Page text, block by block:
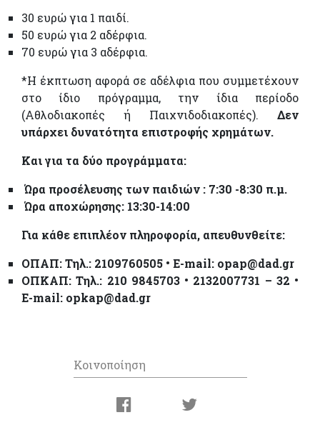
30 ευρώ για 1 παιδί.
50 ευρώ για 2 αδέρφια.
70 ευρώ για 3 αδέρφια.
*Η έκπτωση αφορά σε αδέλφια που συμμετέχουν
στο ίδιο πρόγραμμα, την ίδια περίοδο
(Αθλοδιακοπές ή Παιχνιδοδιακοπές). Δεν
υπάρχει δυνατότητα επιστροφής χρημάτων.
Και για τα δύο προγράμματα:
Ώρα προσέλευσης των παιδιών : 7:30 -8:30 π.μ.
Ώρα αποχώρησης: 13:30-14:00
Για κάθε επιπλέον πληροφορία, απευθυνθείτε:
ΟΠΑΠ: Τηλ.: 2109760505 • E-mail: opap@dad.gr
ΟΠKΑΠ: Τηλ.: 210 9845703 • 2132007731 – 32 •
E-mail: opkap@dad.gr
Κοινοποίηση